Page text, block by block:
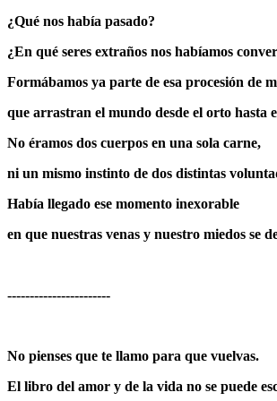
¿Qué nos había pasado?
¿En qué seres extraños nos habíamos
Formábamos ya parte de esa procesión de
que arrastran el mundo desde el orto hasta
No éramos dos cuerpos en una sola carne,
ni un mismo instinto de dos distintas
Había llegado ese momento inexorable
en que nuestras venas y nuestro miedos se
-----------------------
No pienses que te llamo para que vuelvas.
El libro del amor y de la vida no se puede